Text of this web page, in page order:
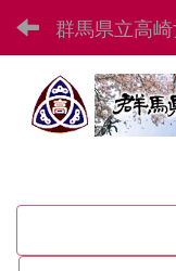
群馬県立高